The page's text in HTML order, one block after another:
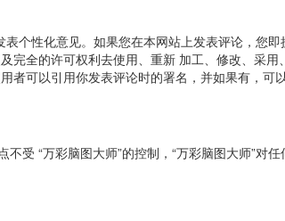
个性化意见。如果您在本网站上发表评论，您即
完全的许可权利去使用、重新 加工、修改、采
可以引用你发表评论时的署名，并如果有，可
受 “万彩脑图大师”的控制，“万彩脑图大师”对